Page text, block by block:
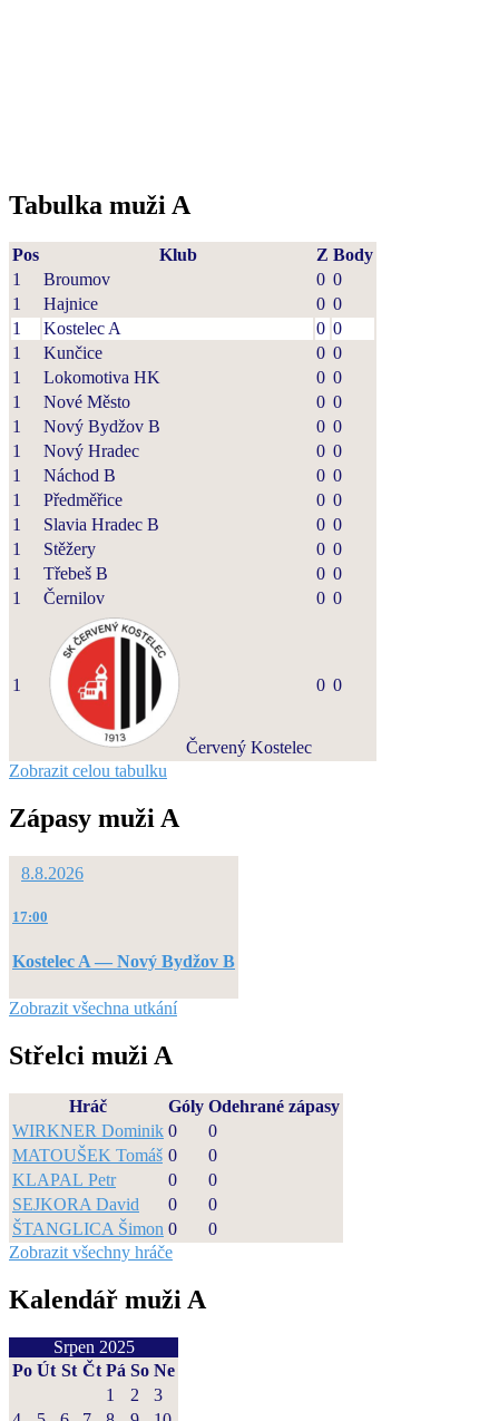
Tabulka muži A
Pos Klub Z Body
1
Broumov 0 0
1
Hajnice 0 0
1
Kostelec A 0 0
1
Kunčice 0 0
1
Lokomotiva HK 0 0
1
Nové Město 0 0
1
Nový Bydžov B 0 0
1
Nový Hradec 0 0
1
Náchod B 0 0
1
Předměřice 0 0
1
Slavia Hradec B 0 0
1
Stěžery 0 0
1
Třebeš B 0 0
1
Černilov 0 0
1
Červený Kostelec
0 0
Zobrazit celou tabulku
Zápasy muži A
8.8.2026
17:00
Kostelec A — Nový Bydžov B
Zobrazit všechna utkání
Střelci muži A
Hráč Góly Odehrané zápasy
WIRKNER Dominik 0
0
MATOUŠEK Tomáš 0
0
KLAPAL Petr
0
0
SEJKORA David
0
0
ŠTANGLICA Šimon 0
0
Zobrazit všechny hráče
Kalendář muži A
Srpen 2025
Po Út St Čt Pá So Ne
1 2
3